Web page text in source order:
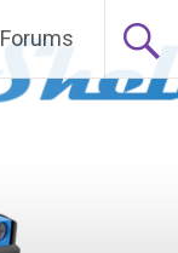
Forums